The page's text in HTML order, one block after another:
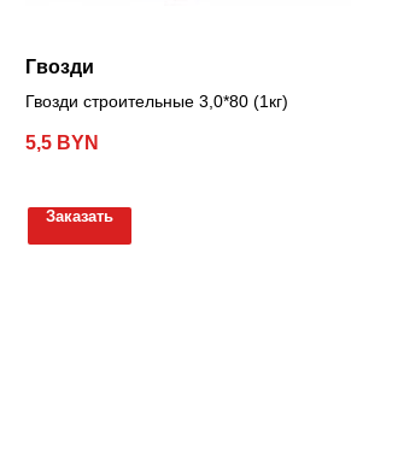
Гвозди
Гвозди строительные 3,0*80 (1кг)
5,5 BYN
Заказать